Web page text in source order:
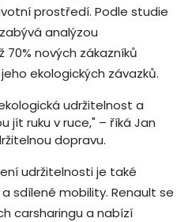
prostředí. Podle studie
analýzou
nových zákazníků
ekologických závazků.
udržitelnost a
jít ruku v ruce," – říká Jan
dopravu.
udržitelnosti je také
sdílené mobility. Renault se
carsharingu a nabízí